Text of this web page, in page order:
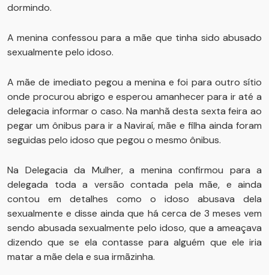
dormindo.
A menina confessou para a mãe que tinha sido abusado
sexualmente pelo idoso.
A mãe de imediato pegou a menina e foi para outro sítio
onde procurou abrigo e esperou amanhecer para ir até a
delegacia informar o caso. Na manhã desta sexta feira ao
pegar um ônibus para ir a Naviraí, mãe e filha ainda foram
seguidas pelo idoso que pegou o mesmo ônibus.
Na Delegacia da Mulher, a menina confirmou para a
delegada toda a versão contada pela mãe, e ainda
contou em detalhes como o idoso abusava dela
sexualmente e disse ainda que há cerca de 3 meses vem
sendo abusada sexualmente pelo idoso, que a ameaçava
dizendo que se ela contasse para alguém que ele iria
matar a mãe dela e sua irmãzinha.